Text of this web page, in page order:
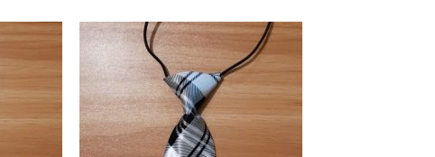
hasta
$32,990